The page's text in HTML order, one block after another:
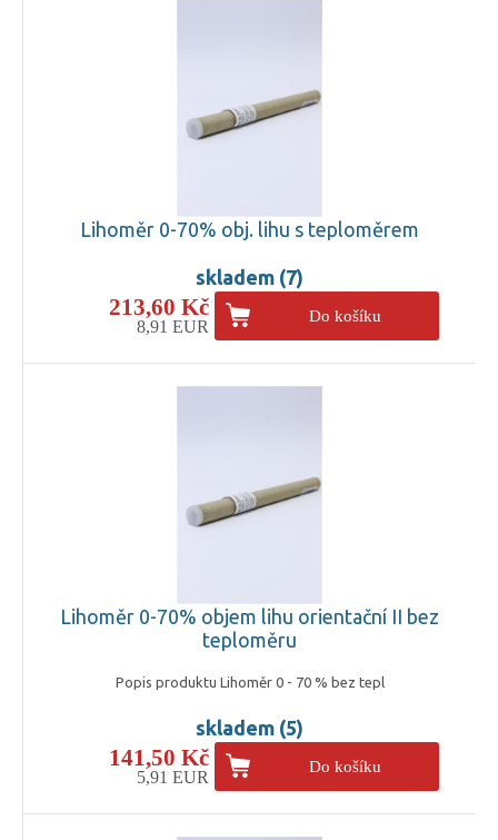
Lihoměr 0-70% obj. lihu s teploměrem
skladem (7)
213,60 Kč
8,91 EUR
Do košíku
Lihoměr 0-70% objem lihu orientační II bez
teploměru
Popis produktu Lihoměr 0 - 70 % bez tepl
skladem (5)
141,50 Kč
5,91 EUR
Do košíku